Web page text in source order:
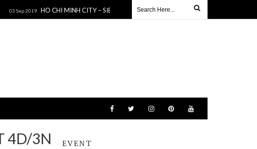
HO CHI MINH CITY – SIEM REAP – LUANG PRABANG - BANGKOK 9D/8N
4D/3N EVENT